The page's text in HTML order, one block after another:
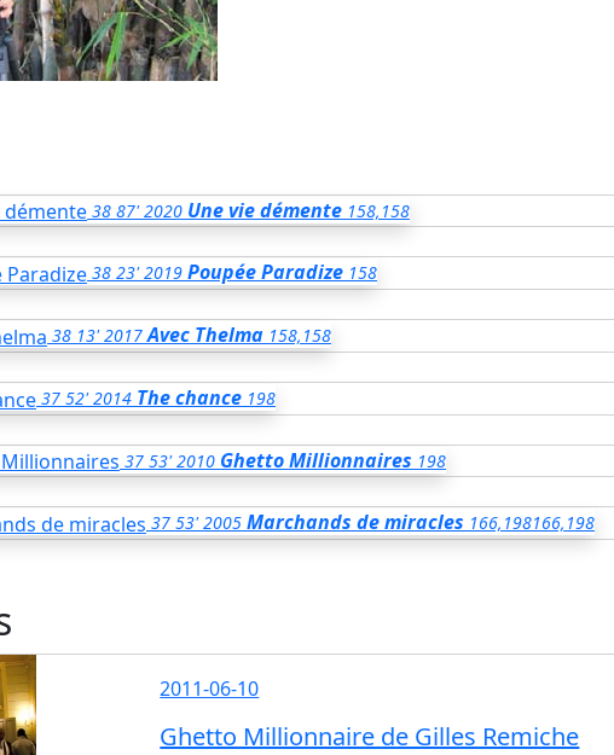
38 87' 2020 Une vie démente 158,158
38 23' 2019 Poupée Paradize 158
38 13' 2017 Avec Thelma 158,158
37 52' 2014 The chance 198
37 53' 2010 Ghetto Millionnaires 198
37 53' 2005 Marchands de miracles 166,198166,198
2011-06-10
Ghetto Millionnaire de Gilles Remiche